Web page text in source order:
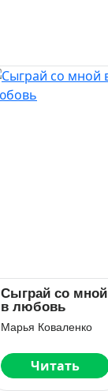
Сыграй со мной
в любовь
Марья Коваленко
Читать